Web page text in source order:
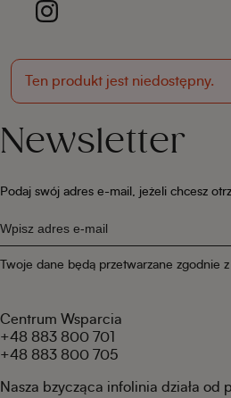
Ten produkt jest niedostępny.
Newsletter
Podaj swój adres e-mail, jeżeli chcesz
Twoje dane będą przetwarzane zgodnie z
Centrum Wsparcia
+48 883 800 701
+48 883 800 705
Nasza bzycząca infolinia działa